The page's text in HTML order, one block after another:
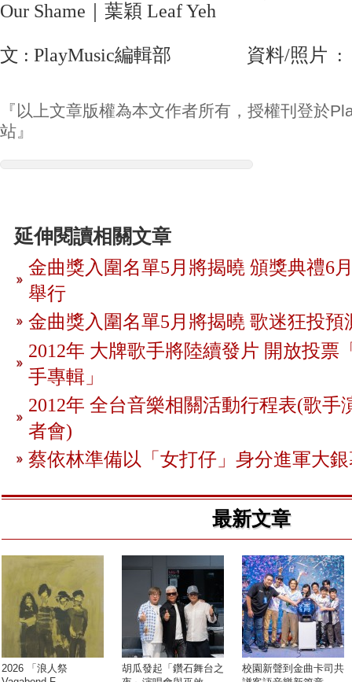
Our Shame｜葉穎 Leaf Yeh
文 : PlayMusic編輯部 資料/照片 :
『以上文章版權為本文作者所有，授權刊登於
站』
延伸閱讀相關文章
金曲獎入圍名單5月將揭曉 頒獎典禮6
舉行
金曲獎入圍名單5月將揭曉 歌迷狂投預
2012年 大牌歌手將陸續發片 開放投票
手專輯」
2012年 全台音樂相關活動行程表(歌手
者會)
蔡依林準備以「女打仔」身分進軍大
最新文章
2026 「浪人祭
胡瓜發起「鑽石舞台之
校園新聲到金曲卡司共